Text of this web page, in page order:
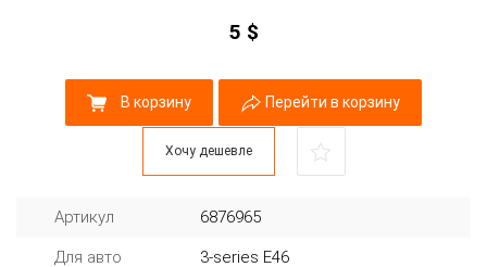
5 $
В корзину Перейти в корзину
Хочу дешевле
Артикул 6876965
Для авто 3-series E46